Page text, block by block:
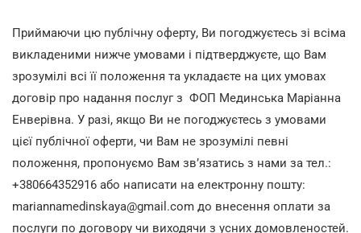
Приймаючи цю публічну оферту, Ви погоджуєтесь зі всіма
викладеними нижче умовами і підтверджуєте, що Вам
зрозумілі всі її положення та укладаєте на цих умовах
договір про надання послуг з ФОП Мединська Маріанна
Енверівна. У разі, якщо Ви не погоджуєтесь з умовами
цієї публічної оферти, чи Вам не зрозумілі певні
положення, пропонуємо Вам зв’язатись з нами за тел.:
+380664352916 або написати на електронну пошту:
mariannamedinskaya@gmail.com до внесення оплати за
послуги по договору чи виходячи з усних домовленостей.